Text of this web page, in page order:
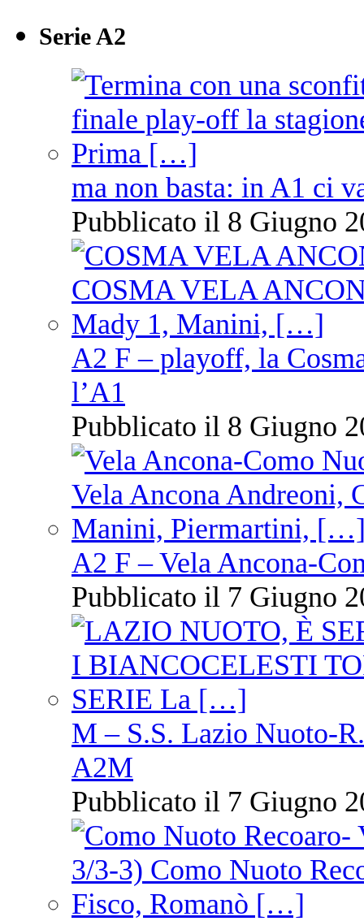
Serie A2
ma non basta: in A1 ci
Pubblicato il 8 Giugno
A2 F – playoff, la
l’A1
Pubblicato il 8 Giugno
A2 F – Vela Ancona-
Pubblicato il 7 Giugno
M – S.S. Lazio Nuoto-
A2M
Pubblicato il 7 Giugno